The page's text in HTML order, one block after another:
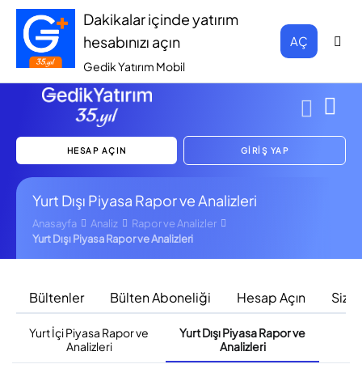
Dakikalar içinde yatırım
hesabınızı açın
Gedik Yatırım Mobil
AÇ
HESAP AÇIN GİRİŞ YAP
Yurt Dışı Piyasa Rapor ve Analizleri
Anasayfa Analiz
Rapor ve Analizler
Yurt Dışı Piyasa Rapor ve Analizleri
Bültenler Bülten Aboneliği Hesap Açın Sizi
Yurt İçi Piyasa Rapor ve
Analizleri
Yurt Dışı Piyasa Rapor ve
Analizleri